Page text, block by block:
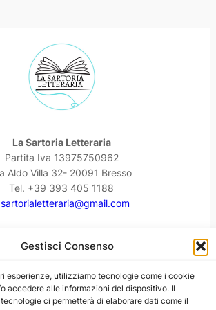
Gestisci Consenso
esperienze, utilizziamo tecnologie come i cookie
accedere alle informazioni del dispositivo. Il
ci permetterà di elaborare dati come il
La Sartoria Letteraria
Partita Iva 13975750962
Aldo Villa 32- 20091 Bresso
Tel. +39 393 405 1188
Facebook
Instagram
YouTube
Threads